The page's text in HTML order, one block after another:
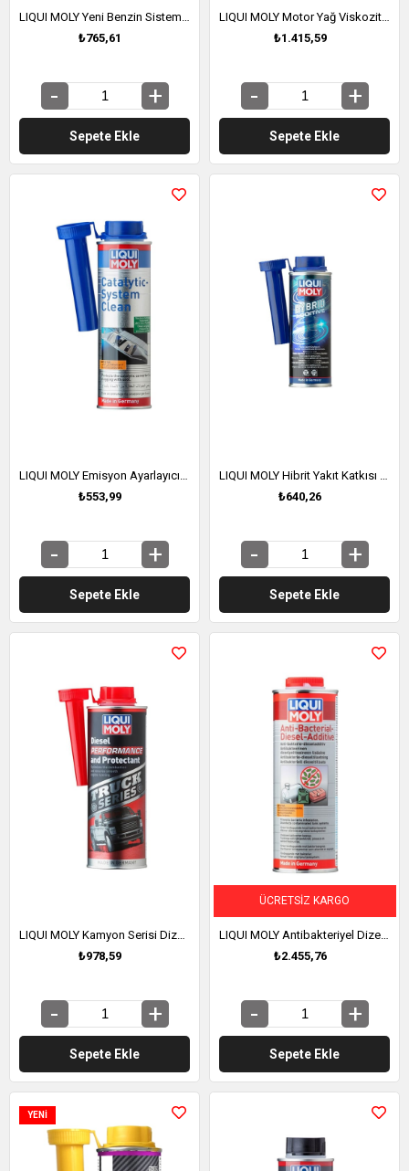
₺765,61
Sepete Ekle
₺1.415,59
Sepete Ekle
LIQUI MOLY Emisyon Ayarlayıcı (Katalitik Sistem Temizleyici) 300 ml (7110)
₺553,99
Sepete Ekle
LIQUI MOLY Hibrit Yakıt Katkısı (Hybrit Additive) 250 ml (1001)
₺640,26
Sepete Ekle
₺978,59
Sepete Ekle
₺2.455,76
Sepete Ekle
ÜCRETSIZ KARGO
YENI
ÜRÜN